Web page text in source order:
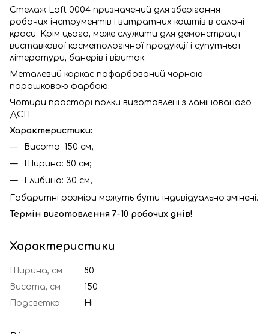
Стелаж Loft 0004 призначений для зберігання
робочих інструментів і витратних коштів в салоні
краси. Крім цього, може служити для демонстрації
виставкової косметологічної продукції і супутньої
літератури, банерів і візиток.
Металевий каркас пофарбований чорною
порошковою фарбою.
Чотири просторі полки виготовлені з ламінованого
ДСП.
Характеристики:
Висота: 150 см;
Ширина: 80 см;
Глибина: 30 см;
Габаритні розміри можуть бути індивідуально змінені.
Термін виготовлення 7-10 робочих днів!
Характеристики
Ширина, см
80
Висота, см
150
Подсветка
Ні